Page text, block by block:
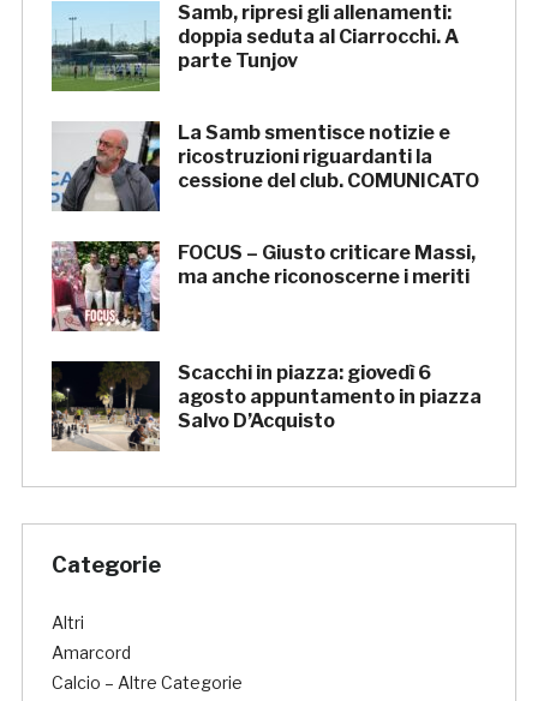
Samb, ripresi gli allenamenti:
doppia seduta al Ciarrocchi. A
parte Tunjov
La Samb smentisce notizie e
ricostruzioni riguardanti la
cessione del club. COMUNICATO
FOCUS – Giusto criticare Massi,
ma anche riconoscerne i meriti
Scacchi in piazza: giovedì 6
agosto appuntamento in piazza
Salvo D’Acquisto
Categorie
Altri
Amarcord
Calcio – Altre Categorie